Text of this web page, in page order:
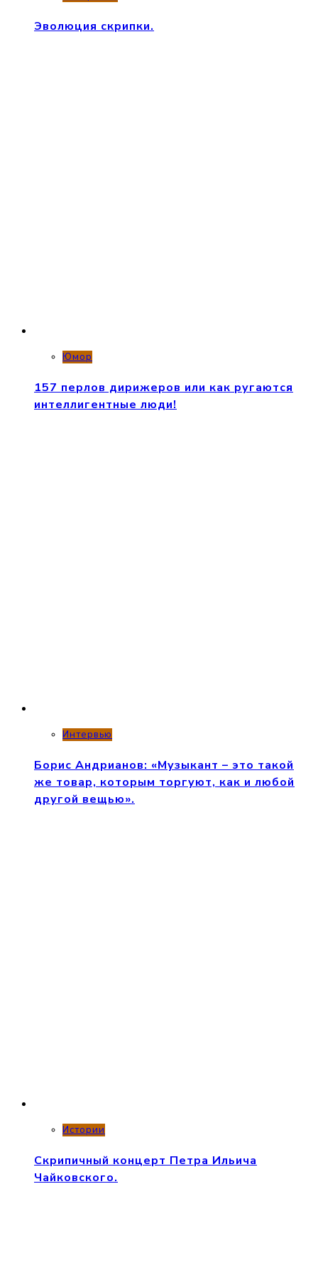
Эволюция скрипки.
Юмор
157 перлов дирижеров или как ругаются
интеллигентные люди!
Интервью
Борис Андрианов: «Музыкант – это такой
же товар, которым торгуют, как и любой
другой вещью».
Истории
Скрипичный концерт Петра Ильича
Чайковского.